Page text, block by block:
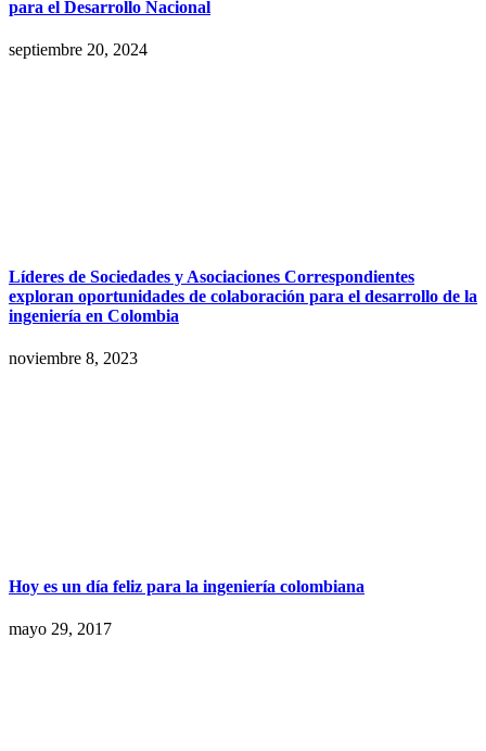
para el Desarrollo Nacional
septiembre 20, 2024
Líderes de Sociedades y Asociaciones Correspondientes
exploran oportunidades de colaboración para el desarrollo de la
ingeniería en Colombia
noviembre 8, 2023
Hoy es un día feliz para la ingeniería colombiana
mayo 29, 2017